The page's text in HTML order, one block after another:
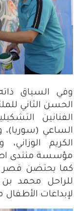
وفي السياق
الحسن الثاني
الفنانين
الساعي (سوريا)،
الكريم
مؤسسة منتدى
كما يحتضن قصر
للراحل محمد
لإبداعات